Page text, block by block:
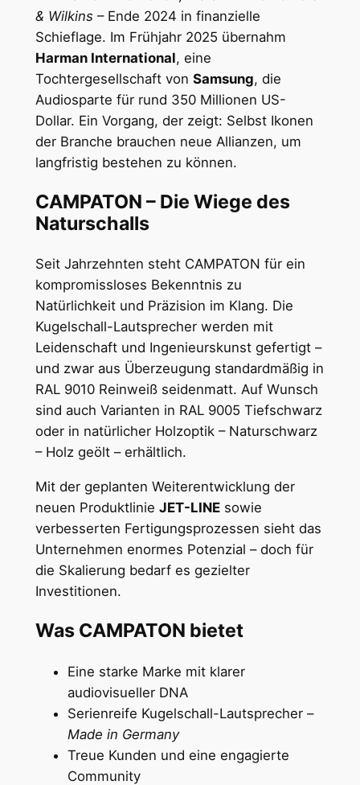
& Wilkins – Ende 2024 in finanzielle
Schieflage. Im Frühjahr 2025 übernahm
Harman International, eine
Tochtergesellschaft von Samsung, die
Audiosparte für rund 350 Millionen US-
Dollar. Ein Vorgang, der zeigt: Selbst Ikonen
der Branche brauchen neue Allianzen, um
langfristig bestehen zu können.
CAMPATON – Die Wiege des
Naturschalls
Seit Jahrzehnten steht CAMPATON für ein
kompromissloses Bekenntnis zu
Natürlichkeit und Präzision im Klang. Die
Kugelschall-Lautsprecher werden mit
Leidenschaft und Ingenieurskunst gefertigt –
und zwar aus Überzeugung standardmäßig in
RAL 9010 Reinweiß seidenmatt. Auf Wunsch
sind auch Varianten in RAL 9005 Tiefschwarz
oder in natürlicher Holzoptik – Naturschwarz
– Holz geölt – erhältlich.
Mit der geplanten Weiterentwicklung der
neuen Produktlinie JET-LINEsowie
verbesserten Fertigungsprozessen sieht das
Unternehmen enormes Potenzial – doch für
die Skalierung bedarf es gezielter
Investitionen.
Was CAMPATON bietet
Eine starke Marke mit klarer
audiovisueller DNA
Serienreife Kugelschall-Lautsprecher –
Made in Germany
Treue Kunden und eine engagierte
Community